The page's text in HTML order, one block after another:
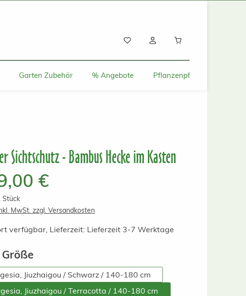
Garten Zubehör % Angebote Pflanzenpflege und Tipps
Sichtschutz - Bambus Hecke im Kasten
Preis: €
Stück
MwSt. zzgl. Versandkosten
verfügbar, Lieferzeit: Lieferzeit 3-7 Werktage
auswählen
Jiuzhaigou / Schwarz / 140-180 cm
Jiuzhaigou / Terracotta / 140-180 cm